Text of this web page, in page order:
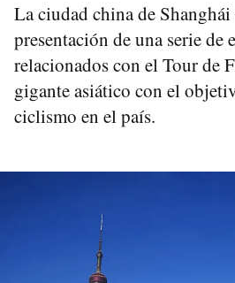
La ciudad china de
presentación de una serie de
relacionados con el Tour de
gigante asiático con el
ciclismo en el país.